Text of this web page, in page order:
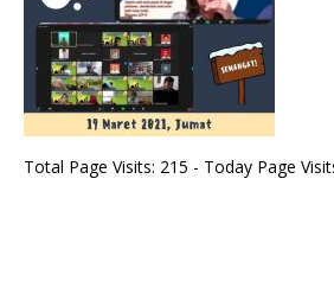
Total Page Visits: 215 - Today Page